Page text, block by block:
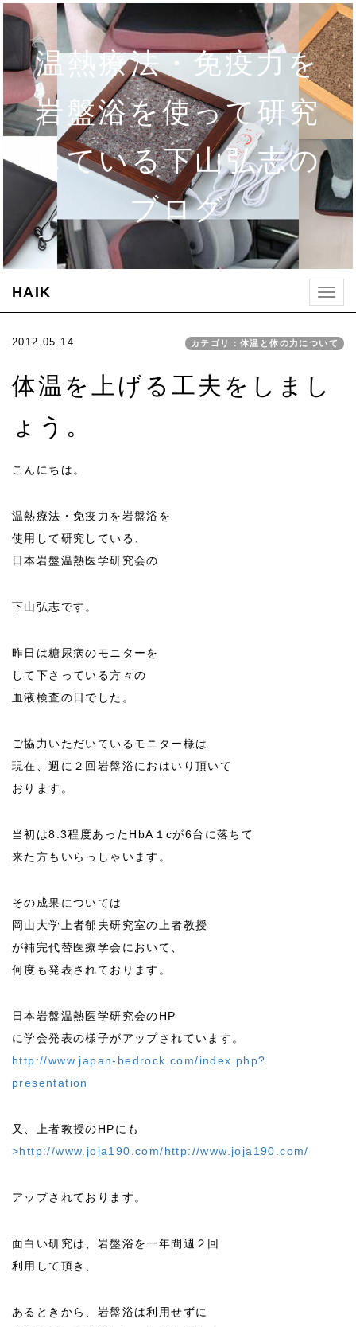
温熱療法・免疫力を
岩盤浴を使って研究
している下山弘志の
ブログ
HAIK
2012.05.14 カテゴリ：体温と体の力について
体温を上げる工夫をしまし
ょう。
こんにちは。
温熱療法・免疫力を岩盤浴を
使用して研究している、
日本岩盤温熱医学研究会の
下山弘志です。
昨日は糖尿病のモニターを
して下さっている方々の
血液検査の日でした。
ご協力いただいているモニター様は
現在、週に２回岩盤浴におはいり頂いて
おります。
当初は8.3程度あったHbA１cが6台に落ちて
来た方もいらっしゃいます。
その成果については
岡山大学上者郁夫研究室の上者教授
が補完代替医療学会において、
何度も発表されております。
日本岩盤温熱医学研究会のHP
に学会発表の様子がアップされています。
http://www.japan-bedrock.com/index.php?
presentation
又、上者教授のHPにも
>http://www.joja190.com/http://www.joja190.com/
アップされております。
面白い研究は、岩盤浴を一年間週２回
利用して頂き、
あるときから、岩盤浴は利用せずに